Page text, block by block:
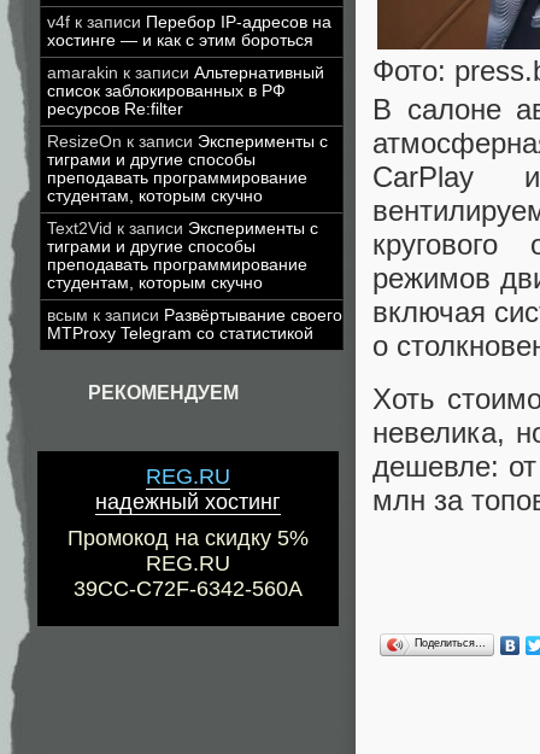
v4f к записи Перебор IP-адресов на
хостинге — и как с этим бороться
amarakin к записи Альтернативный
список заблокированных в РФ
ресурсов Re:filter
ResizeOn к записи Эксперименты с
тиграми и другие способы
преподавать программирование
студентам, которым скучно
Text2Vid к записи Эксперименты с
тиграми и другие способы
преподавать программирование
студентам, которым скучно
всым к записи Развёртывание своего
MTProxy Telegram со статистикой
РЕКОМЕНДУЕМ
REG.RU
надежный хостинг
Промокод на скидку 5%
REG.RU
39CC-C72F-6342-560A
Фото:
В салоне
CarPlay
режимов
включая
о
Хоть
невелика,
дешевле:
млн за
Поделиться…